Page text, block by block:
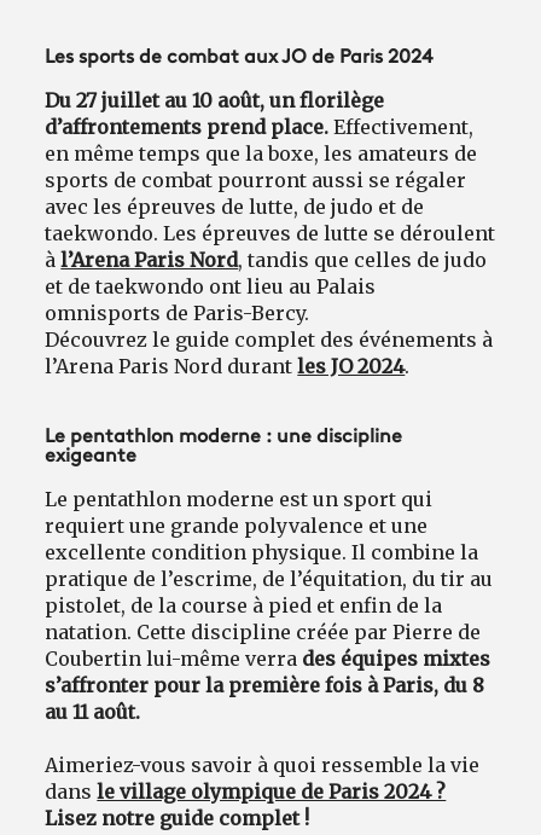
Les sports de combat aux JO de Paris 2024
Du 27 juillet au 10 août, un florilège
d’affrontements prend place. Effectivement,
en même temps que la boxe, les amateurs de
sports de combat pourront aussi se régaler
avec les épreuves de lutte, de judo et de
taekwondo. Les épreuves de lutte se déroulent
àl’Arena Paris Nord, tandis que celles de judo
et de taekwondo ont lieu au Palais
omnisports de Paris-Bercy.
Découvrez le guide complet des événements à
l’Arena Paris Nord durantles JO 2024.
Le pentathlon moderne : une discipline
exigeante
Le pentathlon moderne est un sport qui
requiert une grande polyvalence et une
excellente condition physique. Il combine la
pratique de l’escrime, de l’équitation, du tir au
pistolet, de la course à pied et enfin de la
natation. Cette discipline créée par Pierre de
Coubertin lui-même verra des équipes mixtes
s’affronter pour la première fois à Paris, du 8
au 11 août.
Aimeriez-vous savoir à quoi ressemble la vie
dansle village olympique de Paris 2024 ?
Lisez notre guide complet !